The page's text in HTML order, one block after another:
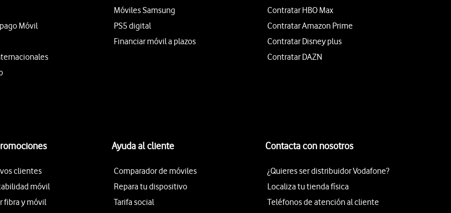
Móvil
Móviles Samsung
PS5 digital
Financiar móvil a plazos
Contratar HBO Max
Contratar Amazon Prime
Contratar Disney plus
Contratar DAZN
clientes
móvil
fibra y móvil
Ayuda al cliente
Comparador de móviles
Repara tu dispositivo
Tarifa social
Contacta con nosotros
¿Quieres ser distribuidor Vodafone?
Localiza tu tienda física
Teléfonos de atención al cliente